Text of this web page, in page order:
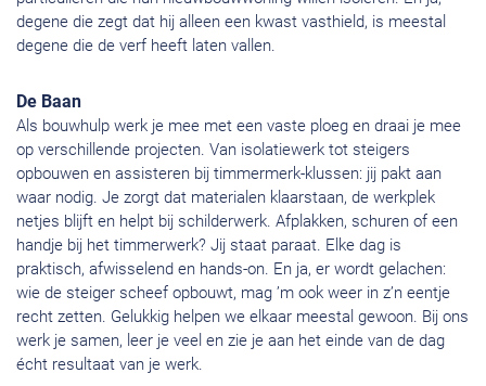
degene die zegt dat hij alleen een kwast vasthield, is meestal
degene die de verf heeft laten vallen.
De Baan
Als bouwhulp werk je mee met een vaste ploeg en draai je mee
op verschillende projecten. Van isolatiewerk tot steigers
opbouwen en assisteren bij timmermerk-klussen: jij pakt aan
waar nodig. Je zorgt dat materialen klaarstaan, de werkplek
netjes blijft en helpt bij schilderwerk. Afplakken, schuren of een
handje bij het timmerwerk? Jij staat paraat. Elke dag is
praktisch, afwisselend en hands-on. En ja, er wordt gelachen:
wie de steiger scheef opbouwt, mag ’m ook weer in z’n eentje
recht zetten. Gelukkig helpen we elkaar meestal gewoon. Bij ons
werk je samen, leer je veel en zie je aan het einde van de dag
écht resultaat van je werk.